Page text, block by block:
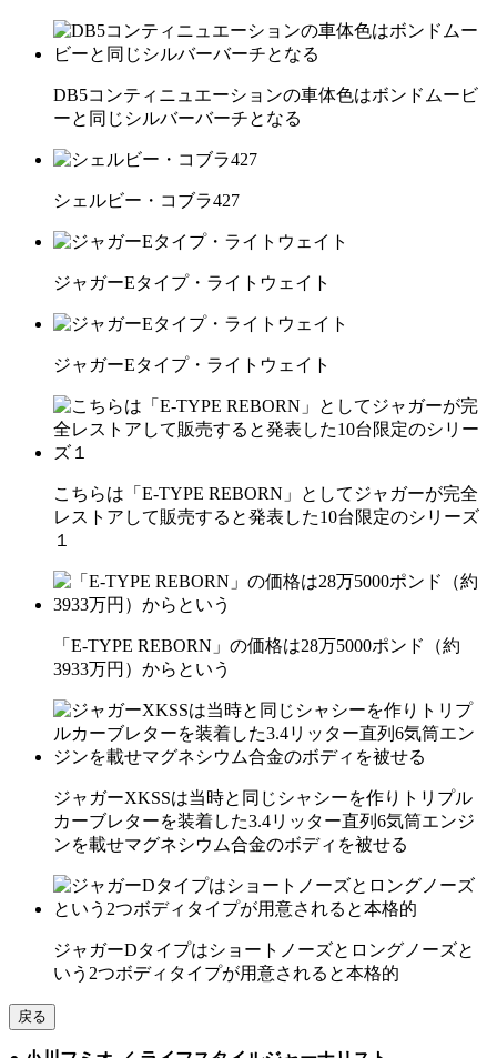
DB5コンティニュエーションの車体色はボンドムービ
ーと同じシルバーバーチとなる
シェルビー・コブラ427
ジャガーEタイプ・ライトウェイト
ジャガーEタイプ・ライトウェイト
こちらは「E-TYPE REBORN」としてジャガーが完全
レストアして販売すると発表した10台限定のシリーズ
１
「E-TYPE REBORN」の価格は28万5000ポンド（約
3933万円）からという
ジャガーXKSSは当時と同じシャシーを作りトリプル
カーブレターを装着した3.4リッター直列6気筒エンジ
ンを載せマグネシウム合金のボディを被せる
ジャガーDタイプはショートノーズとロングノーズと
いう2つボディタイプが用意されると本格的
戻る